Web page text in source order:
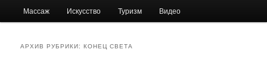
к
к
Массаж Искусство Туризм Видео
АРХИВ РУБРИКИ:КОНЕЦ СВЕТА